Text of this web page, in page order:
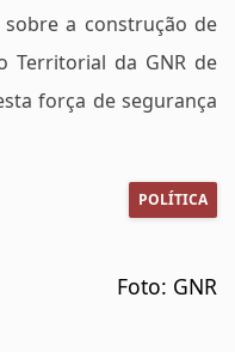
a construção de
Territorial da GNR de
força de segurança
POLÍTICA
Foto: GNR